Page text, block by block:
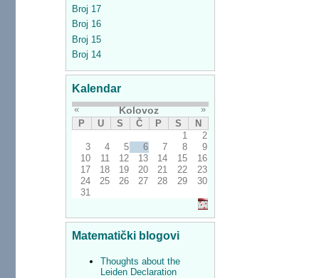
Broj 17
Broj 16
Broj 15
Broj 14
Kalendar
« Kolovoz
»
P
U S Č P S
N
1
2
3
4 5 6 7 8
9
10
11 12 13 14 15
16
17
18 19 20 21 22
23
24
25 26 27 28 29
30
31
Matematički blogovi
Thoughts about the
Leiden Declaration